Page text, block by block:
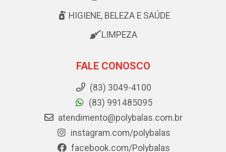
HIGIENE, BELEZA E SAÚDE
LIMPEZA
FALE CONOSCO
(83) 3049-4100
(83) 991485095
atendimento@polybalas.com.br
instagram.com/polybalas
facebook.com/Polybalas